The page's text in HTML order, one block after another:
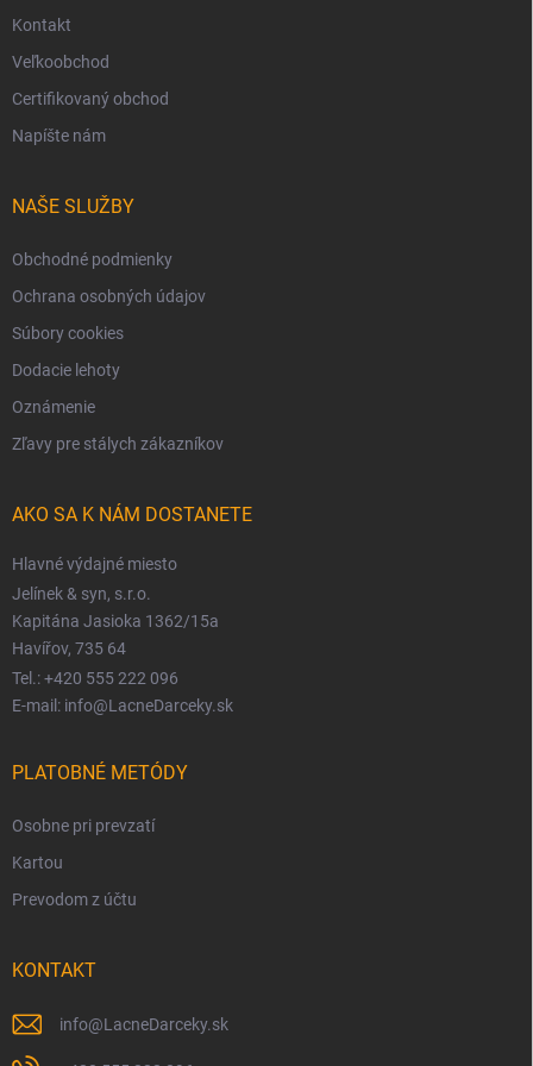
Kontakt
Veľkoobchod
Certifikovaný obchod
Napíšte nám
NAŠE SLUŽBY
Obchodné podmienky
Ochrana osobných údajov
Súbory cookies
Dodacie lehoty
Oznámenie
Zľavy pre stálych zákazníkov
AKO SA K NÁM DOSTANETE
Hlavné výdajné miesto
Jelínek & syn, s.r.o.
Kapitána Jasioka 1362/15a
Havířov, 735 64
Tel.: +420 555 222 096
E-mail: info@LacneDarceky.sk
PLATOBNÉ METÓDY
Osobne pri prevzatí
Kartou
Prevodom z účtu
KONTAKT
info@LacneDarceky.sk